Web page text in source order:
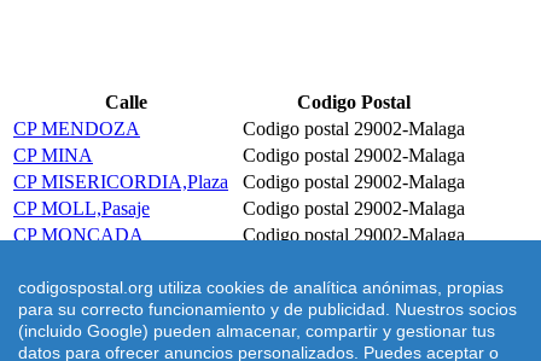
Calle
Codigo Postal
CP MENDOZA
Codigo postal 29002-Malaga
CP MINA
Codigo postal 29002-Malaga
CP MISERICORDIA,Plaza
Codigo postal 29002-Malaga
CP MOLL,Pasaje
Codigo postal 29002-Malaga
CP MONCADA
Codigo postal 29002-Malaga
CP MONTESA,Pasaje
Codigo postal 29002-Malaga
CP MORENO-VILLA,Plaza Codigo postal 29002-Malaga
codigospostal.org utiliza cookies de analítica anónimas, propias
para su correcto funcionamiento y de publicidad. Nuestros socios
(incluido Google) pueden almacenar, compartir y gestionar tus
datos para ofrecer anuncios personalizados. Puedes aceptar o